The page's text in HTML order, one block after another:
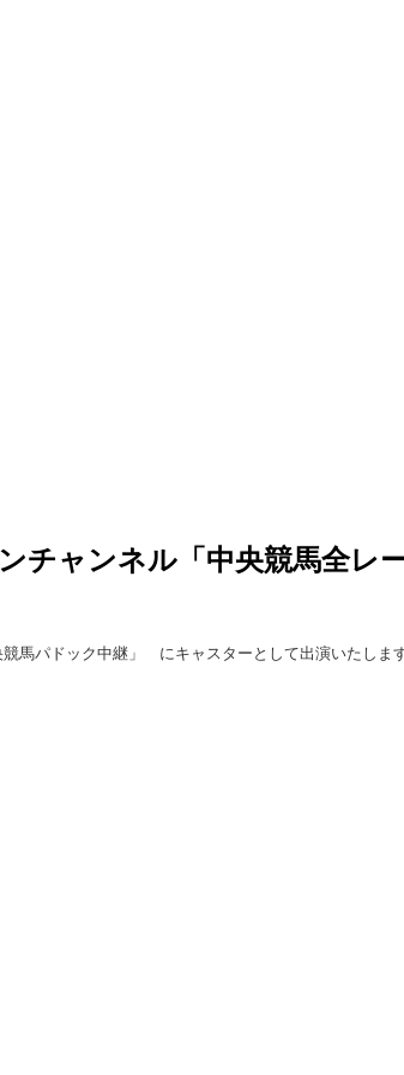
チャンネル「中央競馬全レ
馬パドック中継」 にキャスター として出演いたします